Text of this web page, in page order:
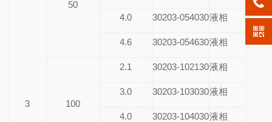
3
50
4.0 30203-054030液相
4.6 30203-054630液相
100
2.1 30203-102130液相
3.0 30203-103030液相
4.0 30203-104030液相